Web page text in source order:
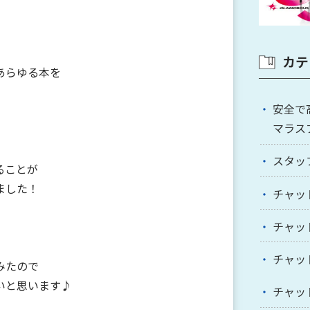
らゆる本を
ことが
た！
たので
と思います♪
カ
安全で
マラス
スタ
チャ
チャッ
チャッ
チャッ